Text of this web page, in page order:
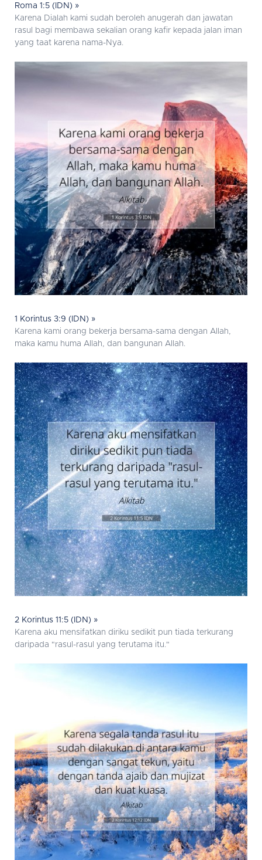
Roma 1:5 (IDN) »
Karena Dialah kami sudah beroleh anugerah dan jawatan
rasul bagi membawa sekalian orang kafir kepada jalan iman
yang taat karena nama-Nya.
1 Korintus 3:9 (IDN) »
Karena kami orang bekerja bersama-sama dengan Allah,
maka kamu huma Allah, dan bangunan Allah.
2 Korintus 11:5 (IDN) »
Karena aku mensifatkan diriku sedikit pun tiada terkurang
daripada "rasul-rasul yang terutama itu."